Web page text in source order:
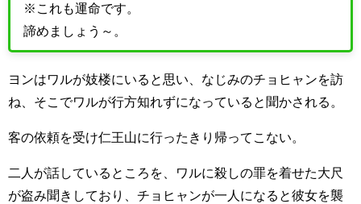
※これも運命です。
諦めましょう～。
ヨンはワルが妓楼にいると思い、なじみのチョヒャンを訪
ね、そこでワルが行方知れずになっていると聞かされる。
客の依頼を受け仁王山に行ったきり帰ってこない。
二人が話しているところを、ワルに殺しの罪を着せた大尺
が盗み聞きしており、チョヒャンが一人になると彼女を襲